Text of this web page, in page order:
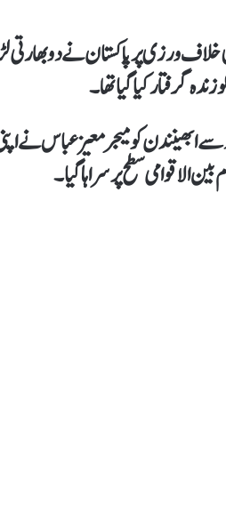
آف کنٹرول کی خلاف ورزی پر پاکستان نے دو
گرفتار کیا گیا تھا۔
ابھینندن کو میجر معیز عباس نے
الاقوامی سطح پر سراہا گیا۔